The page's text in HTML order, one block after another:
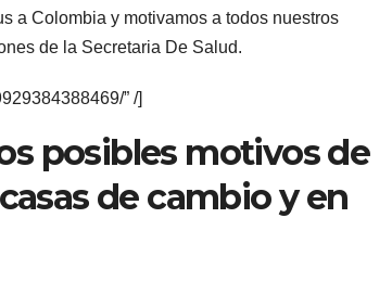
a Colombia y motivamos a todos nuestros
de la Secretaria De Salud.
” /]
posibles motivos de
de cambio y en